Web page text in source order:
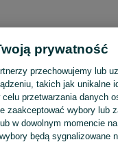
prywatność
przechowujemy lub
takich jak unikalne
przetwarzania danych
zaakceptować wybory lub
w dowolnym momencie
będą sygnalizowane